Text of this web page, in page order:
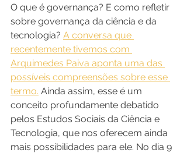
O que é governança? E como refletir
sobre governança da ciência e da
tecnologia? A conversa que
recentemente tivemos com
Arquimedes Paiva aponta uma das
possíveis compreensões sobre esse
termo. Ainda assim, esse é um
conceito profundamente debatido
pelos Estudos Sociais da Ciência e
Tecnologia, que nos oferecem ainda
mais possibilidades para ele. No dia 9